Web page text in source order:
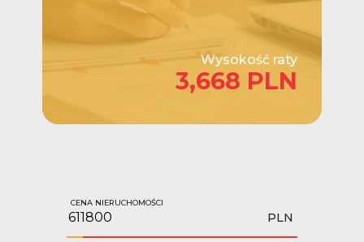
Wysokość raty
3,668 PLN
CENA NIERUCHOMOŚCI
PLN